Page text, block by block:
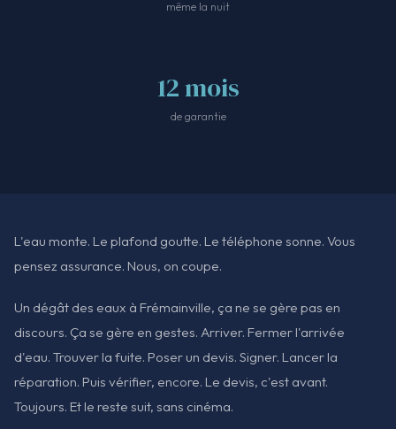
même la nuit
12 mois
de garantie
L'eau monte. Le plafond goutte. Le téléphone sonne. Vous
pensez assurance. Nous, on coupe.
Un dégât des eaux à Frémainville, ça ne se gère pas en
discours. Ça se gère en gestes. Arriver. Fermer l'arrivée
d'eau. Trouver la fuite. Poser un devis. Signer. Lancer la
réparation. Puis vérifier, encore. Le devis, c'est avant.
Toujours. Et le reste suit, sans cinéma.